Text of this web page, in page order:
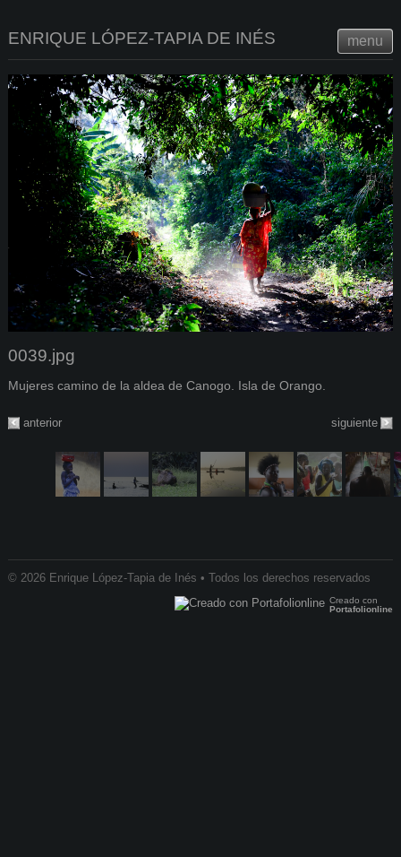
menu
ENRIQUE LÓPEZ-TAPIA DE INÉS
0039.jpg
Mujeres camino de la aldea de Canogo. Isla de Orango.
anterior siguiente
© 2026 Enrique López-Tapia de Inés • Todos los derechos reservados
Creado con
Portafolionline